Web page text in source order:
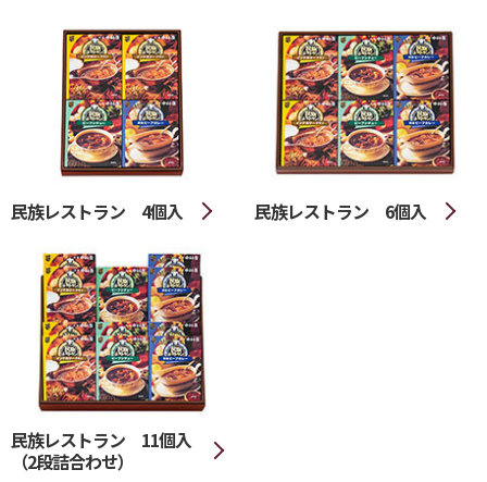
民族レストラン 4個入 民族レストラン 6個入
民族レストラン 11個入
（2段詰合わせ）